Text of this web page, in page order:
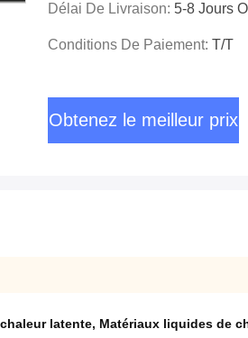
Délai De Livraison: 5-8 Jours
Conditions De Paiement: T/T
Obtenez le meilleur prix
latente, Matériaux liquides de